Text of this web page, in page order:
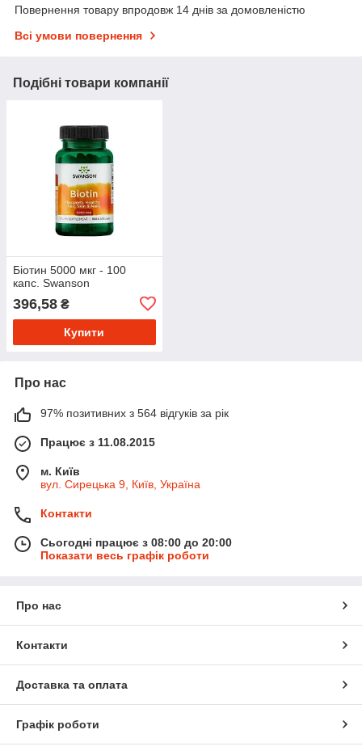
Повернення товару впродовж 14 днів за домовленістю
Всі умови повернення
Подібні товари компанії
Біотин 5000 мкг - 100
капс. Swanson
396,58 ₴
Купити
Про нас
97% позитивних з 564 відгуків за рік
Працює з 11.08.2015
м. Київ
вул. Сирецька 9, Київ, Україна
Контакти
Сьогодні працює з 08:00 до 20:00
Показати весь графік роботи
Про нас
Контакти
Доставка та оплата
Графік роботи